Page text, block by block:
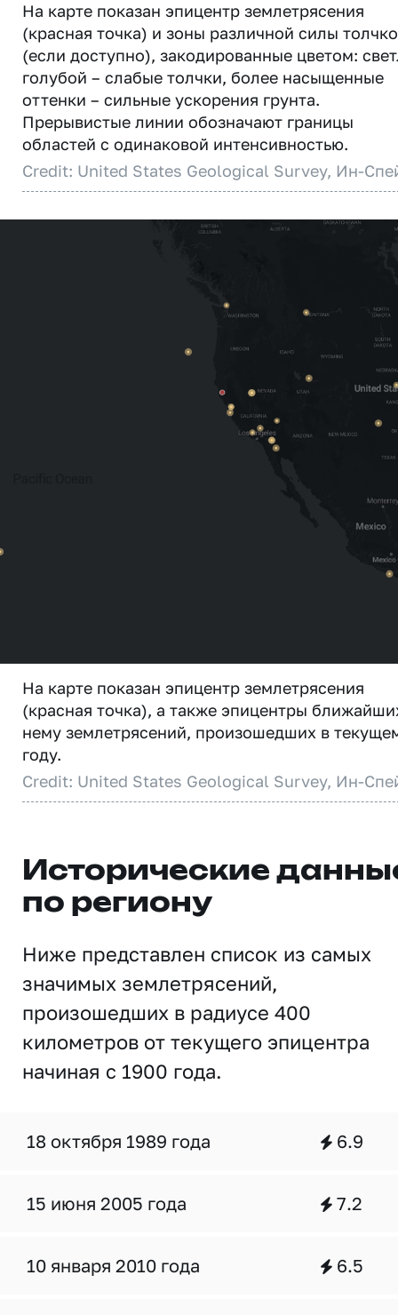
На карте показан эпицентр землетрясения
(красная точка) и зоны различной силы
(если доступно), закодированные цветом:
голубой – слабые толчки, более насыщенные
оттенки – сильные ускорения грунта.
Прерывистые линии обозначают границы
областей с одинаковой интенсивностью.
Credit: United States Geological Survey, Ин-
На карте показан эпицентр землетрясения
(красная точка), а также эпицентры
нему землетрясений, произошедших в
году.
Credit: United States Geological Survey, Ин-
Исторические
по региону
Ниже представлен список из самых
значимых землетрясений,
произошедших в радиусе 400
километров от текущего эпицентра
начиная с 1900 года.
18 октября 1989 года 6.9
15 июня 2005 года 7.2
10 января 2010 года 6.5